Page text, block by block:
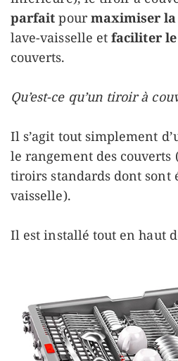
parfait pourmaximiser la
lave-vaisselle etfaciliter
couverts.
Qu’est-ce qu’un tiroir à
Il s’agit tout simplement
le rangement des couverts
tiroirs standards dont sont
vaisselle).
Il est installé tout en haut